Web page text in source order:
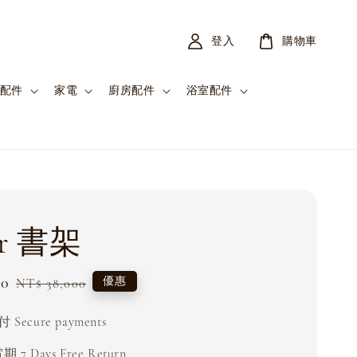
件 家電 廚房配件 浴室配件
登入 購物車
書架
Regular
NT$ 38,000 優惠
Secure payments